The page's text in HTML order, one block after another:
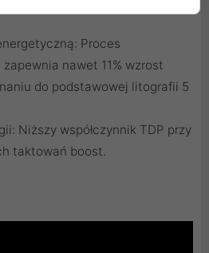
Proces
nawet 11% wzrost
do podstawowej litografii 5
Niższy współczynnik TDP przy
taktowań boost.